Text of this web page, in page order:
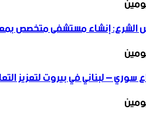
الشرع: إنشاء ‌‏مستشفى متخصص
سوري – لبناني في بيروت لتعزيز